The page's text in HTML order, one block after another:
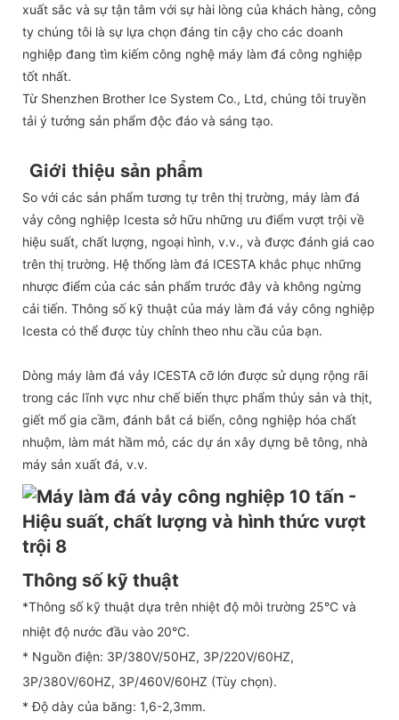
xuất sắc và sự tận tâm với sự hài lòng của khách hàng, công
ty chúng tôi là sự lựa chọn đáng tin cậy cho các doanh
nghiệp đang tìm kiếm công nghệ máy làm đá công nghiệp
tốt nhất.
Từ Shenzhen Brother Ice System Co., Ltd, chúng tôi truyền
tải ý tưởng sản phẩm độc đáo và sáng tạo.
Giới thiệu sản phẩm
So với các sản phẩm tương tự trên thị trường, máy làm đá
vảy công nghiệp Icesta sở hữu những ưu điểm vượt trội về
hiệu suất, chất lượng, ngoại hình, v.v., và được đánh giá cao
trên thị trường. Hệ thống làm đá ICESTA khắc phục những
nhược điểm của các sản phẩm trước đây và không ngừng
cải tiến. Thông số kỹ thuật của máy làm đá vảy công nghiệp
Icesta có thể được tùy chỉnh theo nhu cầu của bạn.
Dòng máy làm đá vảy ICESTA cỡ lớn được sử dụng rộng rãi
trong các lĩnh vực như chế biến thực phẩm thủy sản và thịt,
giết mổ gia cầm, đánh bắt cá biển, công nghiệp hóa chất
nhuộm, làm mát hầm mỏ, các dự án xây dựng bê tông, nhà
máy sản xuất đá, v.v.
Thông số kỹ thuật
*Thông số kỹ thuật dựa trên nhiệt độ môi trường 25°C và
nhiệt độ nước đầu vào 20°C.
* Nguồn điện: 3P/380V/50HZ, 3P/220V/60HZ,
3P/380V/60HZ, 3P/460V/60HZ (Tùy chọn).
* Độ dày của băng: 1,6-2,3mm.